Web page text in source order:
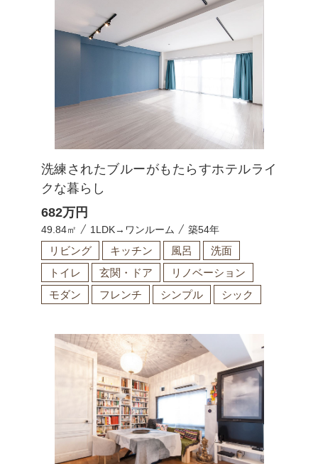
洗練されたブルーがもたらすホテルライ
クな暮らし
682万円
49.84㎡ 1LDK→ワンルーム 築54年
リビング キッチン 風呂
洗面
トイレ
玄関・ドア
リノベーション
モダン
フレンチ シンプル シック